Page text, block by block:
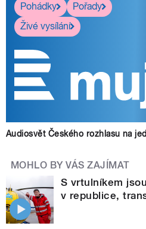
Pohádky
Pořady
Živé vysílání
Audiosvět Českého rozhlasu na
MOHLO BY VÁS ZAJÍMAT
S vrtulníkem
v republice,